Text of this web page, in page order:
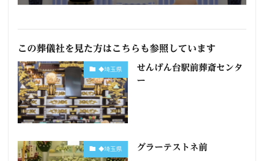
この葬儀社を見た方はこちらも参照しています
◆埼玉県
せんげん台駅前葬斎センタ
ー
◆埼玉県 グラーテストネ前